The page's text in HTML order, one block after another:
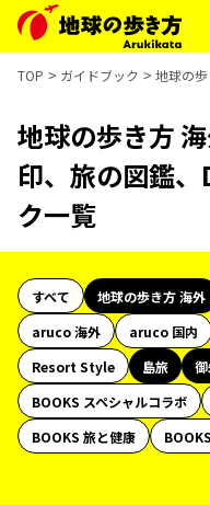
TOP ガイドブック 地球の
地球の歩き方
印、旅の図鑑
ク一覧
すべて 地球の歩き方 海外
aruco 海外
aruco 国内
Resort Style
島旅
BOOKS スペシャルコラボ
BOOKS 旅と健康